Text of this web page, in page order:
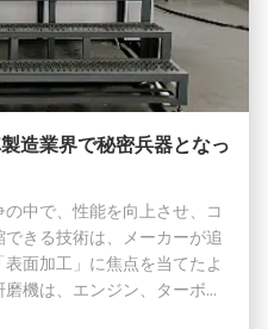
造業界で秘密兵器となっ
中で、性能を向上させ、コ
きる技術は、メーカーが追
面加工」に焦点を当てたよ
機は、エンジン、ターボチ